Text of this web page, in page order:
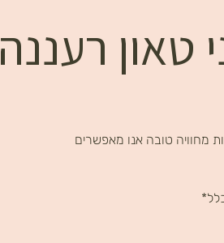
טאון רעננה
מחוויה טובה אנו מאפשרים